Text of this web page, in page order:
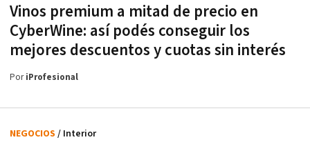
Vinos premium a mitad de precio en
CyberWine: así podés conseguir los
mejores descuentos y cuotas sin interés
PoriProfesional
NEGOCIOS / Interior